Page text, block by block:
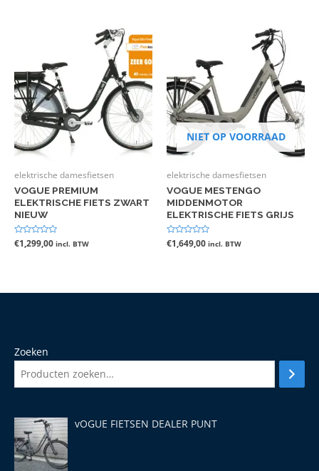
elektrische damesfietsen
VOGUE PREMIUM
ELEKTRISCHE FIETS ZWART
NIEUW
Gewaardeerd
0
€1,299,00 incl. BTW
NIET OP VOORRAAD
elektrische damesfietsen
VOGUE MESTENGO
MIDDENMOTOR
ELEKTRISCHE FIETS GRIJS
Gewaardeerd
0
€1,649,00 incl. BTW
Zoeken
vOGUE FIETSEN DEALER PUNT